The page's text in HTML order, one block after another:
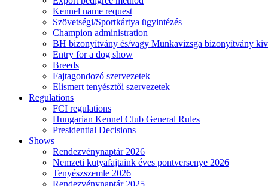
Kennel name request
Szövetségi/Sportkártya ügyintézés
Champion administration
BH bizonyítvány és/vagy Munkavizsga bizonyítvány
Entry for a dog show
Breeds
Fajtagondozó szervezetek
Elismert tenyésztői szervezetek
Regulations
FCI regulations
Hungarian Kennel Club General Rules
Presidential Decisions
Shows
Rendezvénynaptár 2026
Nemzeti kutyafajtaink éves pontversenye 2026
Tenyészszemle 2026
Rendezvénynaptár 2025